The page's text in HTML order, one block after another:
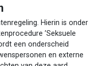
Hierin is onder
’Seksuele
een onderscheid
en externe